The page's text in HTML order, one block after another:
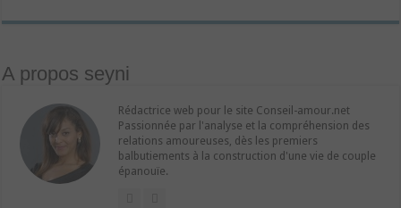
A propos seyni
Rédactrice web pour le site Conseil-amour.net
Passionnée par l'analyse et la compréhension des
relations amoureuses, dès les premiers
balbutiements à la construction d'une vie de couple
épanouïe.